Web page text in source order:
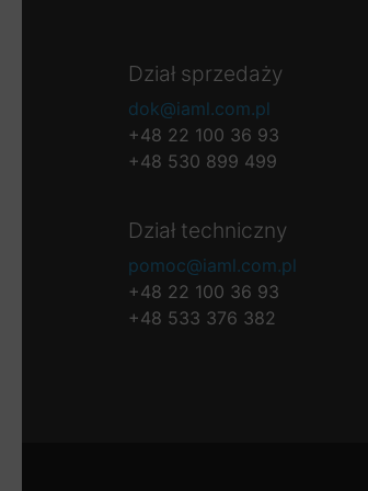
Dział sprzedaży
dok@iaml.com.pl
+48 22 100 36 93
+48 530 899 499
Dział techniczny
pomoc@iaml.com.pl
+48 22 100 36 93
+48 533 376 382